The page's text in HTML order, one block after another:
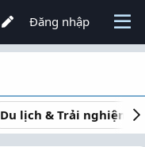
Đăng nhập
Du lịch & Trải nghiệm